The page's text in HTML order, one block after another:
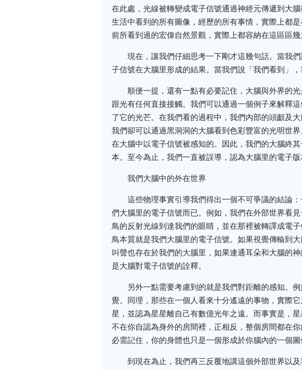
在此處，光線被轉變成電子信號通過神經元傳遞到大
生活中看到的所有圖像，經歷的所有事情，實際上都
前所看到過的宏偉自然景觀，實際上都容納在這區區幾
現在，讓我們仔細思考一下剛才這幾句話。當我
子信號在大腦里形成的結果。當我們說「我們看到」
順便一提，還有一點有必要記住，大腦與外界的
跟光有任何直接接觸。我們可以通過一個例子來解釋
了它的光芒。在我們看的過程中，我們內部的頭顱及
我們卻可以通過黑洞洞的大腦看到色彩豐富的光明世
在大腦中以電子信號被感知的。因此，我們的大腦終
本。至今為止，我們一直被誤導，認為大腦里的電子版
我們大腦中的外在世界
這些物理事實引導我們得出一個不可爭議的結論
們大腦里的電子信號而已。例如，我們在外部世界看
鳥的反射光線到達我們的眼睛，並在那裡被轉譯成電
鳥本質就是我們大腦里的電子信號。如果視覺傳輸到
叫聲也存在於我們的大腦里，如果連通耳朵和大腦的
是大腦對電子信號的詮釋。
另外一點需要考慮到的就是我們對距離的感知。
覺。同理，那些在一個人看來十分遙遠的事物，實際
星，並認為星星離自己有數億光年之遠。而事實是，
不在你自認為身外的房間裡，正相反，整個房間都在
必需記住，你的身體也只是一個形成於你腦內的一個圖
到現在為止，我們再三反覆地講這個外部世界以